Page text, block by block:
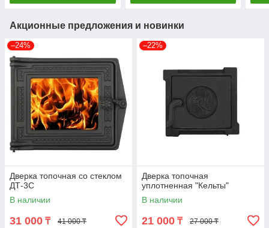
Акционные предложения и новинки
–24%
Дверка топочная со стеклом
ДТ-3С
В наличии
31 000 ₸ 41 000 ₸
–22%
Дверка топочная
уплотненная "Кельты"
В наличии
21 000 ₸ 27 000 ₸